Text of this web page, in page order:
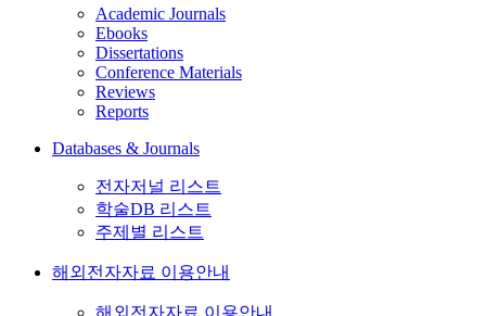
Academic Journals
Ebooks
Dissertations
Conference Materials
Reviews
Reports
Databases & Journals
전자저널 리스트
학술DB 리스트
주제별 리스트
해외전자자료 이용안내
해외전자자료 이용안내